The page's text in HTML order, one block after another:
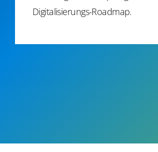
Digitalisierungs-Roadmap.